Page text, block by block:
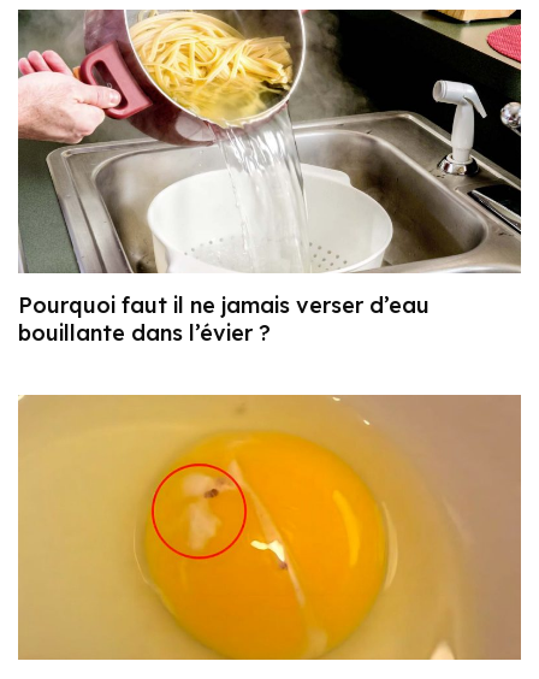
Pourquoi faut il ne jamais verser d’eau
bouillante dans l’évier ?